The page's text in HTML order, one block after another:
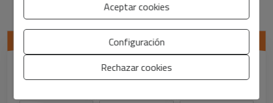
¿Qué tipo de propiedad?
Aceptar cookies
Configuración
Rechazar cookies